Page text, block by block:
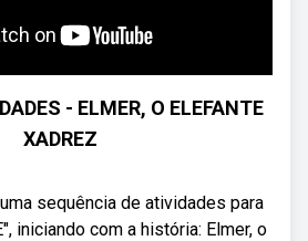
- ELMER, O ELEFANTE
XADREZ
sequência de atividades para
iniciando com a história: Elmer, o